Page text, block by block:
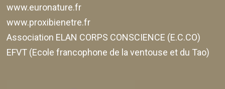
www.euronature.fr
www.proxibienetre.fr
Association ELAN CORPS CONSCIENCE (E.C.CO)
EFVT (Ecole francophone de la ventouse et du Tao)